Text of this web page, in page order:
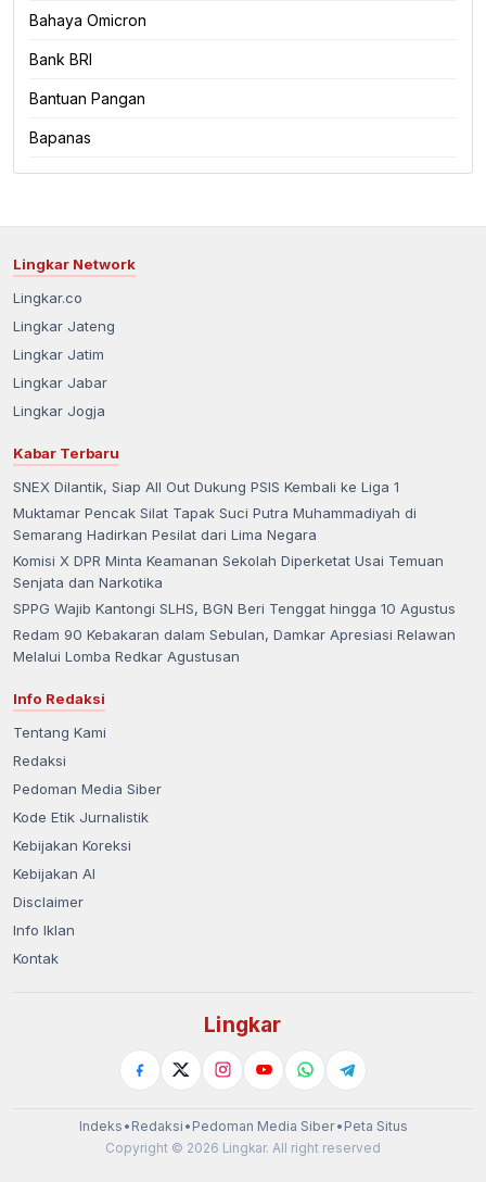
Bahaya Omicron
Bank BRI
Bantuan Pangan
Bapanas
Lingkar Network
Lingkar.co
Lingkar Jateng
Lingkar Jatim
Lingkar Jabar
Lingkar Jogja
Kabar Terbaru
SNEX Dilantik, Siap All Out Dukung PSIS Kembali ke Liga 1
Muktamar Pencak Silat Tapak Suci Putra Muhammadiyah di
Semarang Hadirkan Pesilat dari Lima Negara
Komisi X DPR Minta Keamanan Sekolah Diperketat Usai Temuan
Senjata dan Narkotika
SPPG Wajib Kantongi SLHS, BGN Beri Tenggat hingga 10 Agustus
Redam 90 Kebakaran dalam Sebulan, Damkar Apresiasi Relawan
Melalui Lomba Redkar Agustusan
Info Redaksi
Tentang Kami
Redaksi
Pedoman Media Siber
Kode Etik Jurnalistik
Kebijakan Koreksi
Kebijakan AI
Disclaimer
Info Iklan
Kontak
Lingkar
Indeks • Redaksi • Pedoman Media Siber• Peta Situs
Copyright © 2026 Lingkar. All right reserved